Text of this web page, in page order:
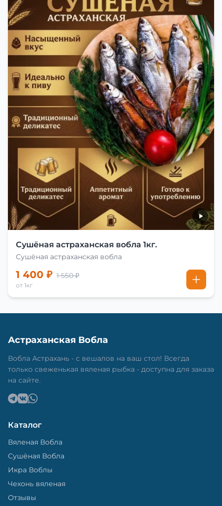
Сушёная астраханская вобла 1кг.
Сушёная астраханская вобла
1 400 ₽ 1 550 ₽
от 1кг
Астраханская Вобла
Вобла Астрахань - с вешалов на ваш стол! Всегда
только свеженькая вяленая рыбка - доступна для заказа
на сайте.
Каталог
Вяленая Вобла
Сушёная Вобла
Икра Воблы
Чехонь вяленая
Отзывы